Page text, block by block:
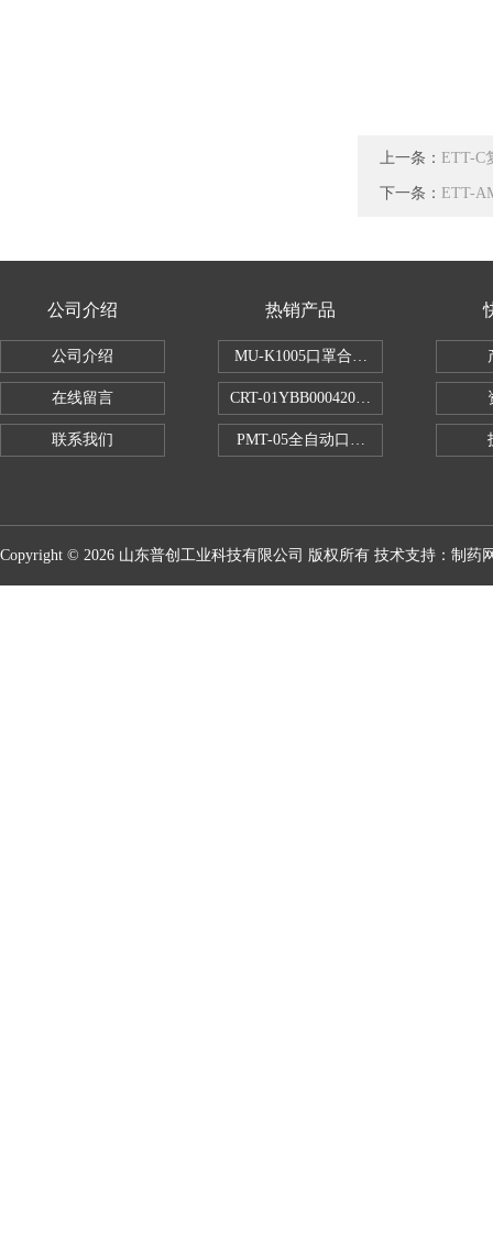
上一条： ETT-C
下一条： ETT-
公司介绍
公司介绍
在线留言
联系我们
热销产品
MU-K1005口罩合成血液穿透试验仪
CRT-01YBB00042005数显式安瓿瓶圆
PMT-05全自动口红折断力测试仪
Copyright © 2026 山东普创工业科技有限公司 版权所有 技术支持： 制药